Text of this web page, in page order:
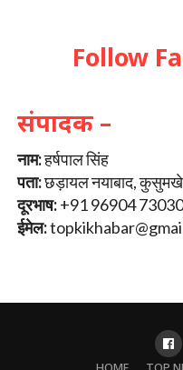
Follow
संपादक –
नाम:हर्षपाल सिंह
पता:छड़ायल नयाबाद,
दूरभाष:+91 96904 73030
ईमेल: